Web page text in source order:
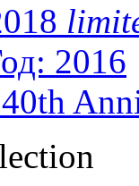
2016